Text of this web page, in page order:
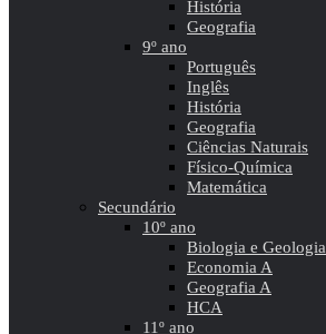
História
Geografia
9º ano
Português
Inglês
História
Geografia
Ciências Naturais
Físico-Química
Matemática
Secundário
10º ano
Biologia e Geologia
Economia A
Geografia A
HCA
11º ano